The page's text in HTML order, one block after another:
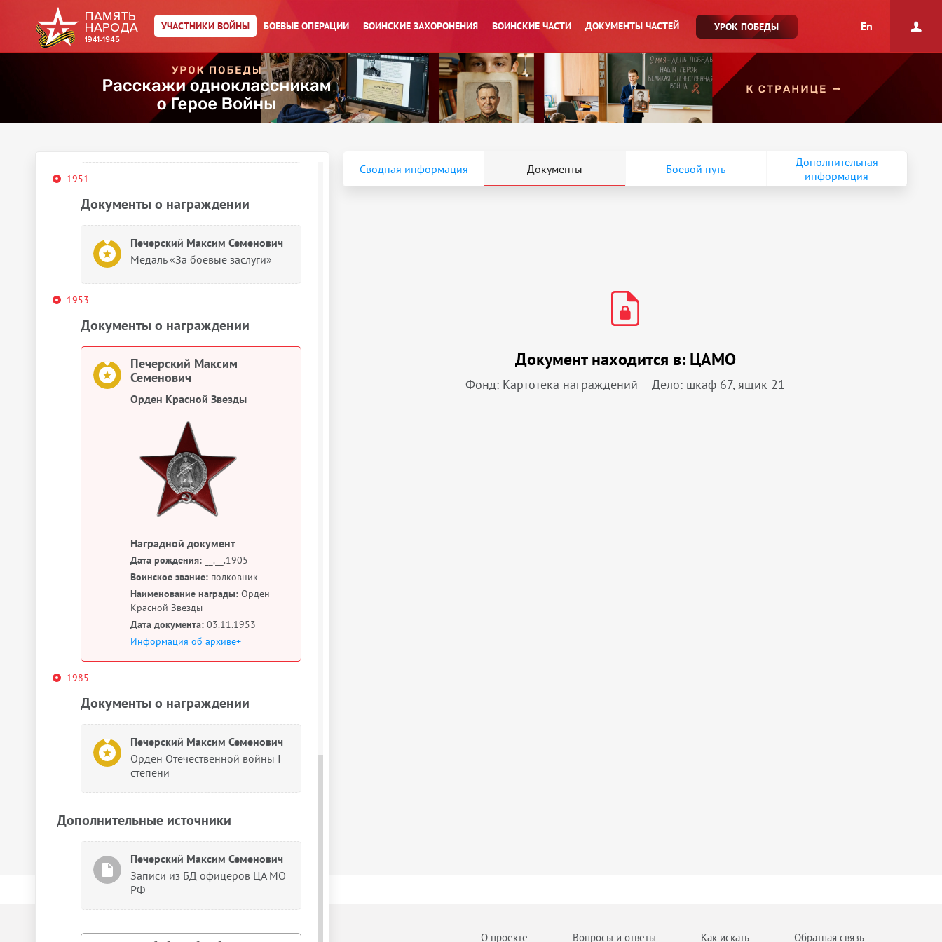
УЧАСТНИКИ ВОЙНЫ БОЕВЫЕ ОПЕРАЦИИ ВОИНСКИЕ ЗАХОРОНЕНИЯ ВОИНСКИЕ ЧАСТИ ДОКУМЕНТЫ ЧАСТЕЙ УРОК ПОБЕДЫ En
1945
Документы о награждении
Печерский Максим Семенович
Медаль «За победу над
Германией в Великой
1951
Документы о награждении
Печерский Максим Семенович
Медаль «За боевые заслуги»
1953
Документы о награждении
Печерский Максим
Семенович
Орден Красной Звезды
Наградной документ
Дата рождения: __.__.1905
Воинское звание: полковник
Наименование награды: Орден
Красной Звезды
Дата документа: 03.11.1953
Информация об архиве+
1985
Документы о награждении
Печерский Максим Семенович
Орден Отечественной войны I
степени
Дополнительные источники
Печерский Максим Семенович
Записи из БД офицеров ЦА МО
РФ
Сводная информация Документы Боевой путь
Дополнительная
информация
Документ находится в: ЦАМО
Фонд: Картотека награждений Дело: шкаф 67, ящик 21
О проекте Вопросы и ответы Как искать Обратная связь